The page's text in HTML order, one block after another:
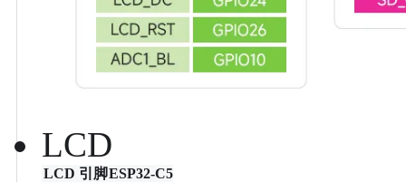
LCD
LCD 引脚ESP32-C5